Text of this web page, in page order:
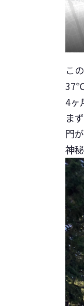
こ
37℃
4ヶ
ま
門
神